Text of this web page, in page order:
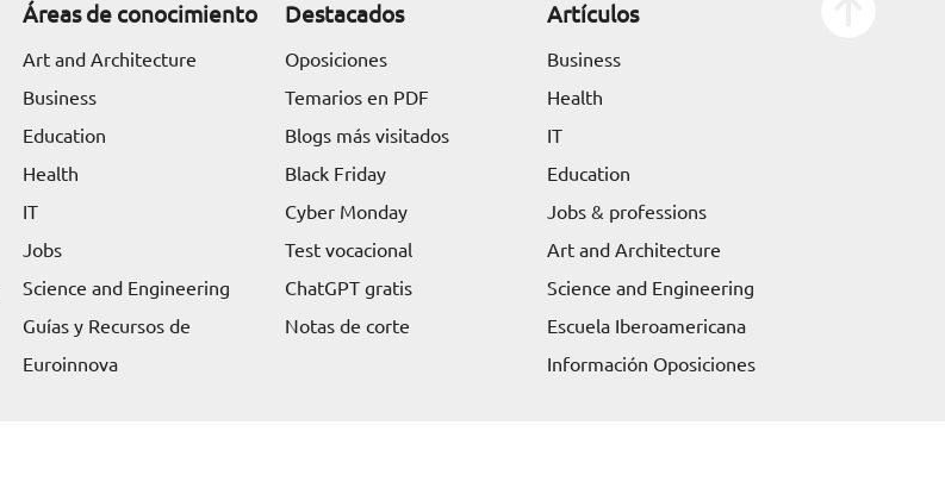
Áreas de conocimiento
Art and Architecture
Business
Education
Health
IT
Jobs
Science and Engineering
Guías y Recursos de
Euroinnova
Destacados
Oposiciones
Temarios en PDF
Blogs más visitados
Black Friday
Cyber Monday
Test vocacional
ChatGPT gratis
Notas de corte
Artículos
Business
Health
IT
Education
Jobs & professions
Art and Architecture
Science and Engineering
Escuela Iberoamericana
Información Oposiciones